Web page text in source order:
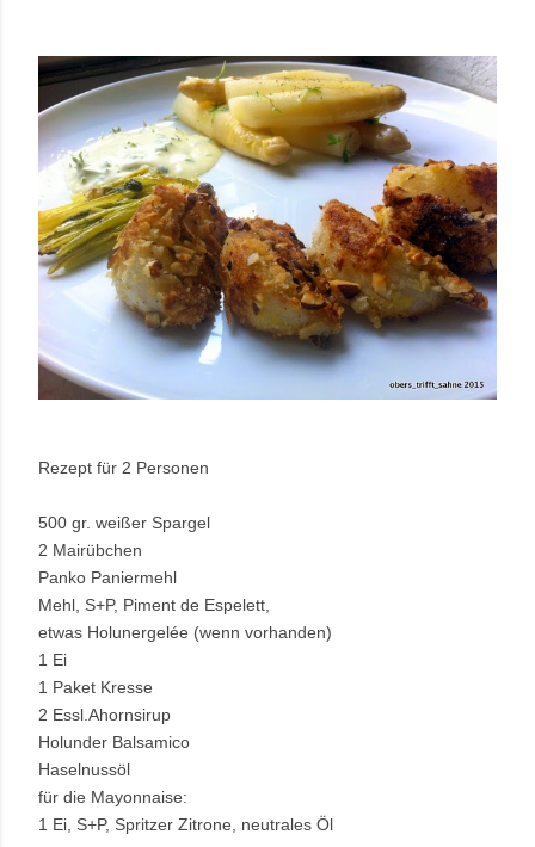
Rezept für 2 Personen
500 gr. weißer Spargel
2 Mairübchen
Panko Paniermehl
Mehl, S+P, Piment de Espelett,
etwas Holunergelée (wenn vorhanden)
1 Ei
1 Paket Kresse
2 Essl.Ahornsirup
Holunder Balsamico
Haselnussöl
für die Mayonnaise:
1 Ei, S+P, Spritzer Zitrone, neutrales Öl